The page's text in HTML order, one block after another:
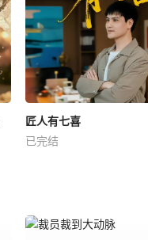
匠人有七喜
已完结